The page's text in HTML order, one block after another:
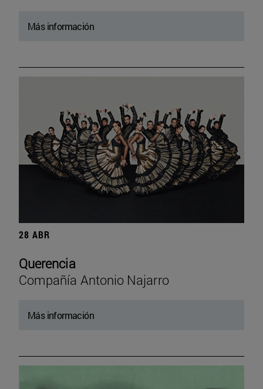
Más información
28 ABR
Querencia
Compañía Antonio Najarro
Más información